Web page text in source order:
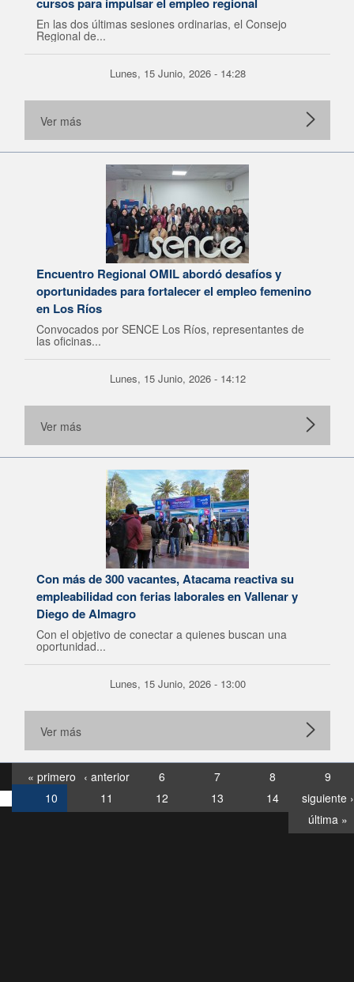
En las dos últimas sesiones ordinarias, el Consejo
Regional de...
Lunes, 15 Junio, 2026 - 14:28
Ver más
Encuentro Regional OMIL abordó desafíos y
oportunidades para fortalecer el empleo femenino
en Los Ríos
Convocados por SENCE Los Ríos, representantes de
las oficinas...
Lunes, 15 Junio, 2026 - 14:12
Ver más
Con más de 300 vacantes, Atacama reactiva su
empleabilidad con ferias laborales en Vallenar y
Diego de Almagro
Con el objetivo de conectar a quienes buscan una
oportunidad...
Lunes, 15 Junio, 2026 - 13:00
Ver más
« primero ‹ anterior 6 7 8
9
10
11 12 13 14
siguiente ›
última »